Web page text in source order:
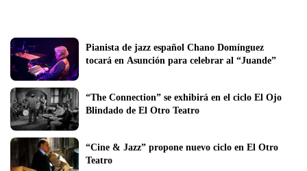
Pianista de jazz español Chano Domínguez
tocará en Asunción para celebrar al “Juande”
“The Connection” se exhibirá en el ciclo El Ojo
Blindado de El Otro Teatro
“Cine & Jazz” propone nuevo ciclo en El Otro
Teatro